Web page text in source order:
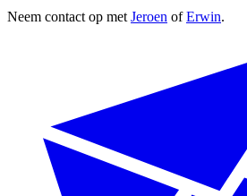
Neem contact op met Jeroen ofErwin.